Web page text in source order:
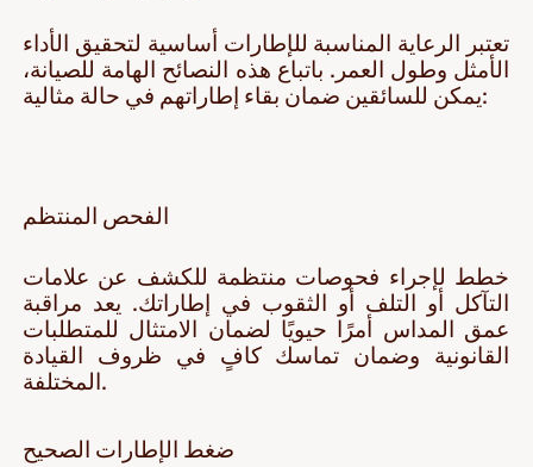
تعتبر الرعاية المناسبة للإطارات أساسية لتحقيق الأداء
الأمثل وطول العمر. باتباع هذه النصائح الهامة للصيانة،
يمكن للسائقين ضمان بقاء إطاراتهم في حالة مثالية:
الفحص المنتظم
خطط لإجراء فحوصات منتظمة للكشف عن علامات
التآكل أو التلف أو الثقوب في إطاراتك. يعد مراقبة
عمق المداس أمرًا حيويًا لضمان الامتثال للمتطلبات
القانونية وضمان تماسك كافٍ في ظروف القيادة
المختلفة.
ضغط الإطارات الصحيح